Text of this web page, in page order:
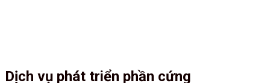
Dịch vụ phát triển phần cứng